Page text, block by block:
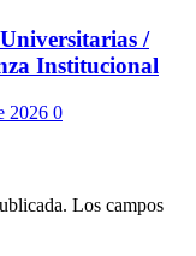
/
Institucional
2026 0
Los campos